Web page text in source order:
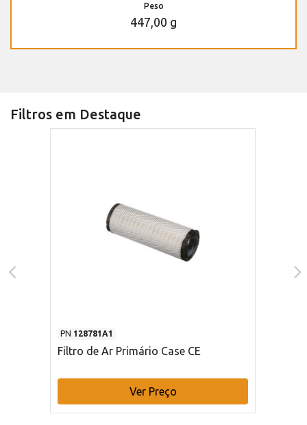
Peso
447,00 g
Filtros em Destaque
PN 128781A1
Filtro de Ar Primário Case CE
Ver Preço